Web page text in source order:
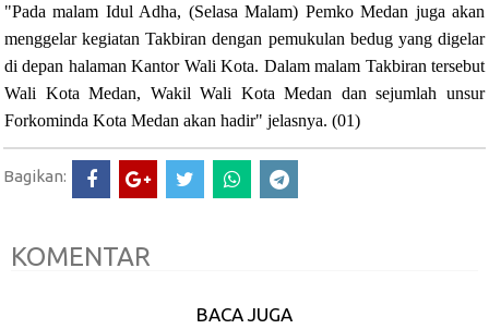
"Pada malam Idul Adha, (Selasa Malam) Pemko Medan juga akan
menggelar kegiatan Takbiran dengan pemukulan bedug yang digelar
di depan halaman Kantor Wali Kota. Dalam malam Takbiran tersebut
Wali Kota Medan, Wakil Wali Kota Medan dan sejumlah unsur
Forkominda Kota Medan akan hadir" jelasnya. (01)
Bagikan:
KOMENTAR
BACA JUGA